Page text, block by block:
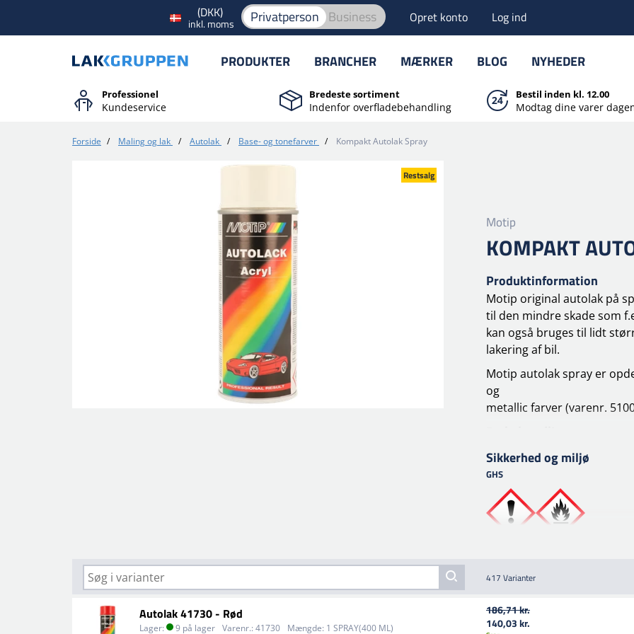
(DKK)
inkl. moms Privatperson Business Opret konto Log ind
PRODUKTER BRANCHER MÆRKER BLOG NYHEDER
Professionel
Kundeservice
Bredeste sortiment
Indenfor overfladebehandling
Bestil inden kl. 12.00
Modtag dine varer
Forside / Maling og lak / Autolak / Base- og tonefarver / Kompakt Autolak Spray
Restsalg
Motip
KOMPAKT
Produktinformation
Motip original autolak på
til den mindre skade som
kan også bruges til lidt
lakering af bil.
Motip autolak spray er
og
metallic farver (varenr.
slib
overflade. Påfør et lag
slibes bundlaget (korn 600).
Behandling
Før brug, ryst aerosolen i
overfladen, der skal
flere tynde lag. Inden det
Sikkerhed og miljø
GHS
417 Varianter
Autolak 41730 - Rød
Lager: 9 på lager Varenr.: 41730 Mængde: 1 SPRAY(400 ML)
186,71 kr.
140,03 kr.